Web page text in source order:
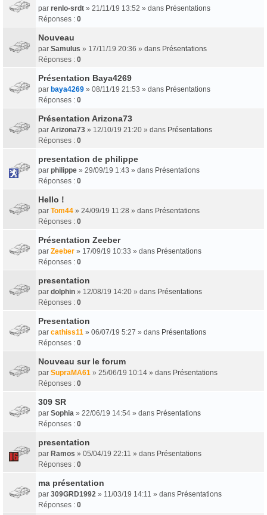
par renlo-srdt » 21/11/19 13:52 » dans Présentations
Réponses : 0
Nouveau
par Samulus » 17/11/19 20:36 » dans Présentations
Réponses : 0
Présentation Baya4269
par baya4269 » 08/11/19 21:53 » dans Présentations
Réponses : 0
Présentation Arizona73
par Arizona73 » 12/10/19 21:20 » dans Présentations
Réponses : 0
presentation de philippe
par philippe » 29/09/19 1:43 » dans Présentations
Réponses : 0
Hello !
par Tom44 » 24/09/19 11:28 » dans Présentations
Réponses : 0
Présentation Zeeber
par Zeeber » 17/09/19 10:33 » dans Présentations
Réponses : 0
presentation
par dolphin » 12/08/19 14:20 » dans Présentations
Réponses : 0
Presentation
par cathiss11 » 06/07/19 5:27 » dans Présentations
Réponses : 0
Nouveau sur le forum
par SupraMA61 » 25/06/19 10:14 » dans Présentations
Réponses : 0
309 SR
par Sophia » 22/06/19 14:54 » dans Présentations
Réponses : 0
presentation
par Ramos » 05/04/19 22:11 » dans Présentations
Réponses : 0
ma présentation
par 309GRD1992 » 11/03/19 14:11 » dans Présentations
Réponses : 0